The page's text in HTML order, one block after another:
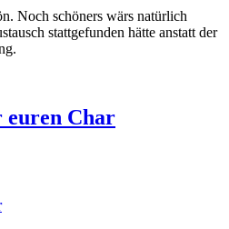
Noch schöners wärs natürlich
stattgefunden hätte anstatt der
euren Char